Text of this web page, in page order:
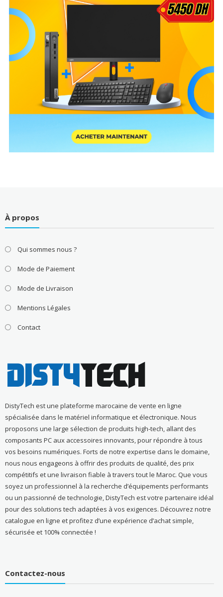
À propos
Qui sommes nous ?
Mode de Paiement
Mode de Livraison
Mentions Légales
Contact
DistyTech est une plateforme marocaine de vente en ligne
spécialisée dans le matériel informatique et électronique. Nous
proposons une large sélection de produits high-tech, allant des
composants PC aux accessoires innovants, pour répondre à tous
vos besoins numériques. Forts de notre expertise dans le domaine,
nous nous engageons à offrir des produits de qualité, des prix
compétitifs et une livraison fiable à travers tout le Maroc. Que vous
soyez un professionnel à la recherche d’équipements performants
ou un passionné de technologie, DistyTech est votre partenaire idéal
pour des solutions tech adaptées à vos exigences. Découvrez notre
catalogue en ligne et profitez d’une expérience d’achat simple,
sécurisée et 100% connectée !
Contactez-nous